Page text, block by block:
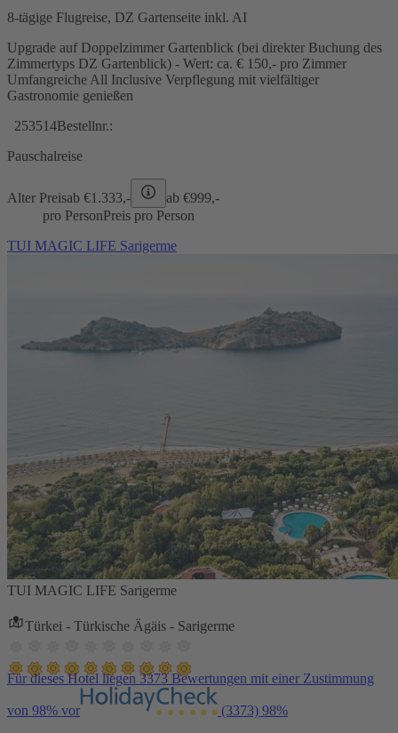
8-tägige Flugreise, DZ Gartenseite inkl. AI
Upgrade auf Doppelzimmer Gartenblick (bei direkter Buchung des
Zimmertyps DZ Gartenblick) - Wert: ca. € 150,- pro Zimmer
Umfangreiche All Inclusive Verpflegung mit vielfältiger
Gastronomie genießen
253514Bestellnr.:
Pauschalreise
Alter Preisab €1.333,- ab €999,-
pro PersonPreis pro Person
TUI MAGIC LIFE Sarigerme
TUI MAGIC LIFE Sarigerme
Türkei - Türkische Ägäis - Sarigerme
Für dieses Hotel liegen 3373 Bewertungen mit einer Zustimmung
von 98% vor (3373) 98%